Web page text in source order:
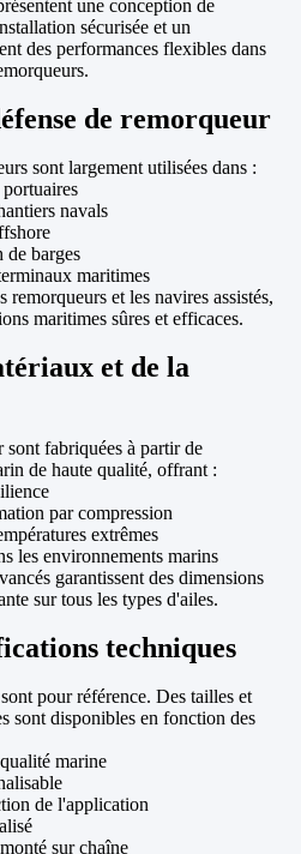
une conception de
sécurisée et un
des performances flexibles dans
de remorqueur
sont largement utilisées dans :
navals
de barges
maritimes
et les navires assistés,
maritimes sûres et efficaces.
et de la
sont fabriquées à partir de
de haute qualité, offrant :
par compression
extrêmes
les environnements marins
garantissent des dimensions
sur tous les types d'ailes.
techniques
pour référence. Des tailles et
sont disponibles en fonction des
marine
de l'application
sur chaîne